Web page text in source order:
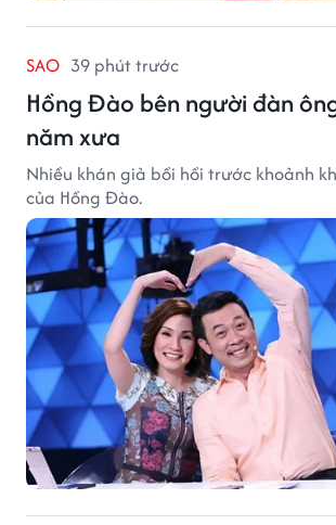
SAO 39 phút trước
Hồng Đào bên người đàn
năm xưa
Nhiều khán giả bồi hồi trước khoảnh
của Hồng Đào.